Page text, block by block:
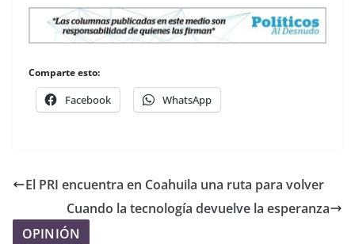
Comparte esto:
Facebook WhatsApp
El PRI encuentra en Coahuila una ruta para volver
Cuando la tecnología devuelve la esperanza
OPINIÓN